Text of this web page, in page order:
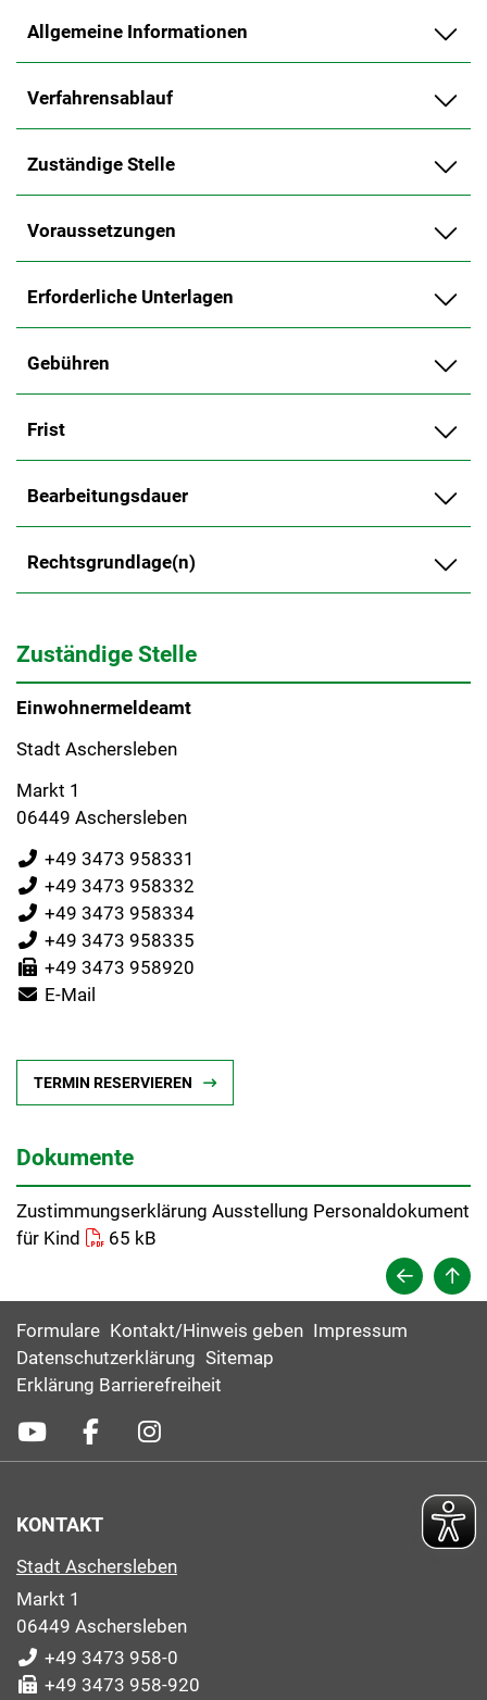
Allgemeine Informationen
Verfahrensablauf
Zuständige Stelle
Voraussetzungen
Erforderliche Unterlagen
Gebühren
Frist
Bearbeitungsdauer
Rechtsgrundlage(n)
Zuständige Stelle
Einwohnermeldeamt
Stadt Aschersleben
Markt 1
06449 Aschersleben
+49 3473 958331
+49 3473 958332
+49 3473 958334
+49 3473 958335
+49 3473 958920
E-Mail
TERMIN RESERVIEREN
Dokumente
Zustimmungserklärung Ausstellung Personaldokument
für Kind
65 kB
Formulare Kontakt/Hinweis geben Impressum
Datenschutzerklärung Sitemap
Erklärung Barrierefreiheit
KONTAKT
Stadt Aschersleben
Markt 1
06449 Aschersleben
+49 3473 958-0
+49 3473 958-920